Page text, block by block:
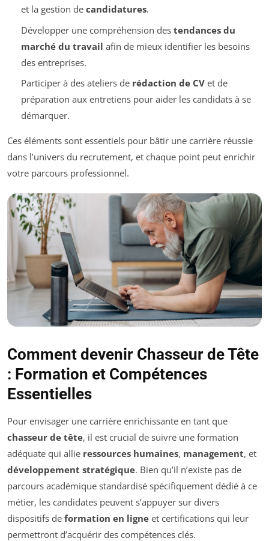
et la gestion de candidatures.
Développer une compréhension des tendances du
marché du travail afin de mieux identifier les besoins
des entreprises.
Participer à des ateliers de rédaction de CVet de
préparation aux entretiens pour aider les candidats à se
démarquer.
Ces éléments sont essentiels pour bâtir une carrière réussie
dans l’univers du recrutement, et chaque point peut enrichir
votre parcours professionnel.
Comment devenir Chasseur de Tête
: Formation et Compétences
Essentielles
Pour envisager une carrière enrichissante en tant que
chasseur de tête, il est crucial de suivre une formation
adéquate qui allie ressources humaines, management, et
développement stratégique. Bien qu’il n’existe pas de
parcours académique standardisé spécifiquement dédié à ce
métier, les candidates peuvent s’appuyer sur divers
dispositifs de formation en ligne et certifications qui leur
permettront d’acquérir des compétences clés.